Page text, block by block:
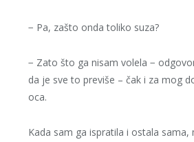
− Pa, zašto onda toliko suza?
− Zato što ga nisam volela −
da je sve to previše – čak i za mog
oca.
Kada sam ga ispratila i ostala sama,